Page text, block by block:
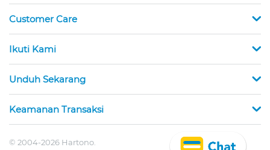
Customer Care
Ikuti Kami
Unduh Sekarang
Keamanan Transaksi
© 2004-2026 Hartono.